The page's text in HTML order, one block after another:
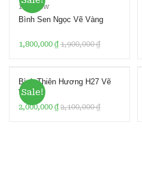
R
at
1.
t
of
5
1
1 review
Bình Sen Ngọc Vẽ Vàng
1,800,000 ₫ 1,900,000₫
Sale!
Bình Thiên Hương H27 Vẽ
Vàng
2,000,000 ₫ 2,100,000₫